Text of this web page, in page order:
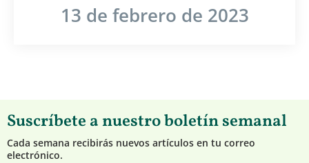
13 de febrero de 2023
Suscríbete a nuestro boletín semanal
Cada semana recibirás nuevos artículos en tu correo
electrónico.